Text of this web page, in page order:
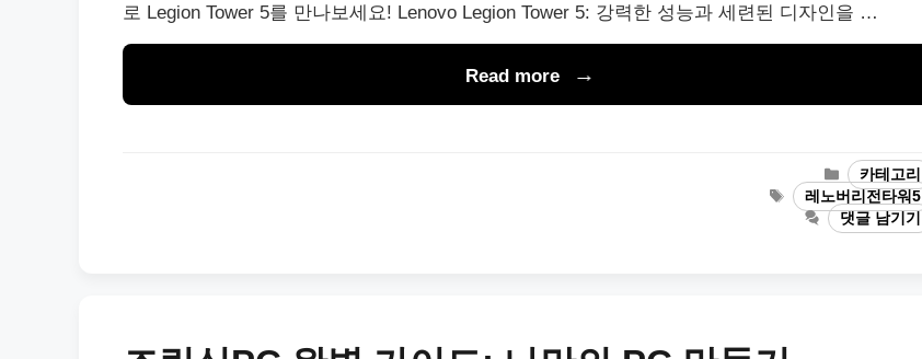
로 Legion Tower 5를 만나보세요! Lenovo Legion Tower 5: 강력한 성능과 세련된 디자인을 …
Read more
카
테
고
리
카테고리
태
그
레노버리전타워5
댓글 남기기